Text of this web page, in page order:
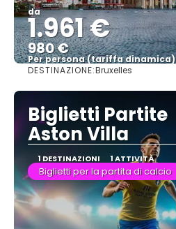
da
1.961 €
980 €
Per persona (tariffa dinamica)
Vedere di più
DESTINAZIONE:Bruxelles
Biglietti Partite
Aston Villa
1 DESTINAZIONI 1 ATTIVITÀ
Biglietti per la partita di calcio